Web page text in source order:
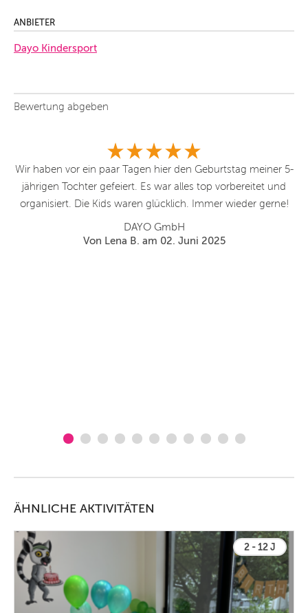
ANBIETER
Dayo Kindersport
Bewertung abgeben
Wir haben vor ein paar Tagen hier den Geburtstag meiner 5-
jährigen Tochter gefeiert. Es war alles top vorbereitet und
organisiert. Die Kids waren glücklich. Immer wieder gerne!
DAYO GmbH
Von Lena B. am 02. Juni 2025
ÄHNLICHE AKTIVITÄTEN
2 - 12 J